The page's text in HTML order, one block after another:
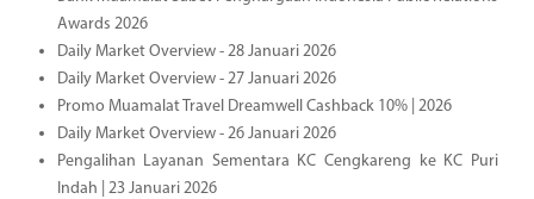
Awards 2026
Daily Market Overview - 28 Januari 2026
Daily Market Overview - 27 Januari 2026
Promo Muamalat Travel Dreamwell Cashback 10% | 2026
Daily Market Overview - 26 Januari 2026
Pengalihan Layanan Sementara KC Cengkareng ke KC Puri
Indah | 23 Januari 2026